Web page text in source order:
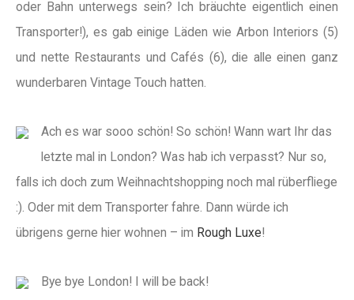
oder Bahn unterwegs sein? Ich bräuchte eigentlich einen
Transporter!), es gab einige Läden wie Arbon Interiors (5)
und nette Restaurants und Cafés (6), die alle einen ganz
wunderbaren Vintage Touch hatten.
Ach es war sooo schön! So schön! Wann wart Ihr das
letzte mal in London? Was hab ich verpasst? Nur so,
falls ich doch zum Weihnachtshopping noch mal rüberfliege
:). Oder mit dem Transporter fahre. Dann würde ich
übrigens gerne hier wohnen – im Rough Luxe!
Bye bye London! I will be back!